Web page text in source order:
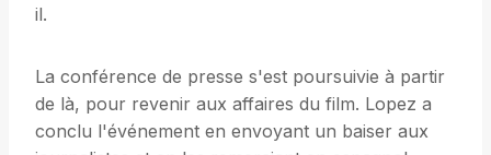
il.
La conférence de presse s'est poursuivie à partir
de là, pour revenir aux affaires du film. Lopez a
conclu l'événement en envoyant un baiser aux